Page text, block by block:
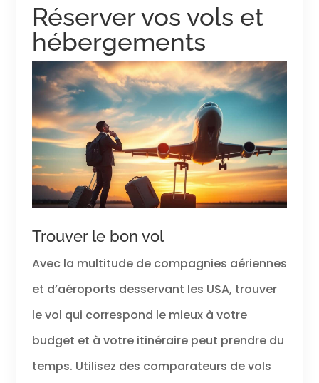
Réserver vos vols et
hébergements
Trouver le bon vol
Avec la multitude de compagnies aériennes
et d’aéroports desservant les USA, trouver
le vol qui correspond le mieux à votre
budget et à votre itinéraire peut prendre du
temps. Utilisez des comparateurs de vols